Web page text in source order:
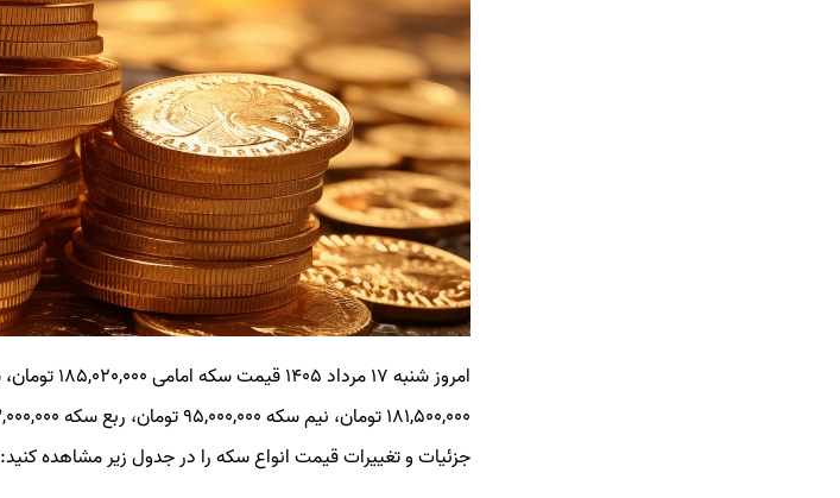
جزئیات و تغییرات قیمت انواع سکه را در جدول زیر مشاهده کنید: